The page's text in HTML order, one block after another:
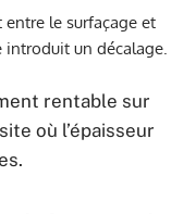
entre le surfaçage et
introduit un décalage.
rentable sur
où l’épaisseur